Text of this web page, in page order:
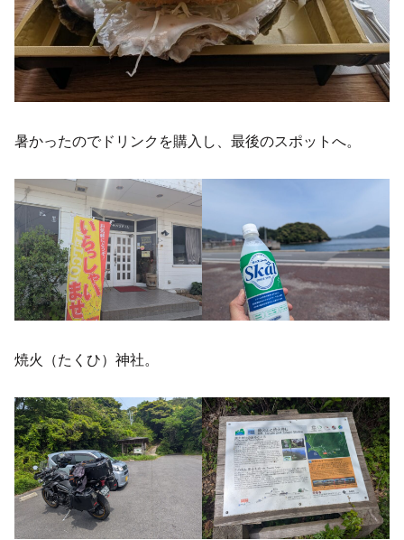
暑かったのでドリンクを購入し、最後のスポットへ。
焼火（たくひ）神社。